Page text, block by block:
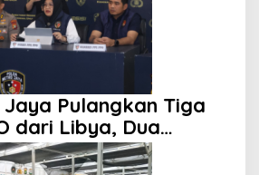
Pulangkan Tiga
dari Libya, Dua
Ditetapkan